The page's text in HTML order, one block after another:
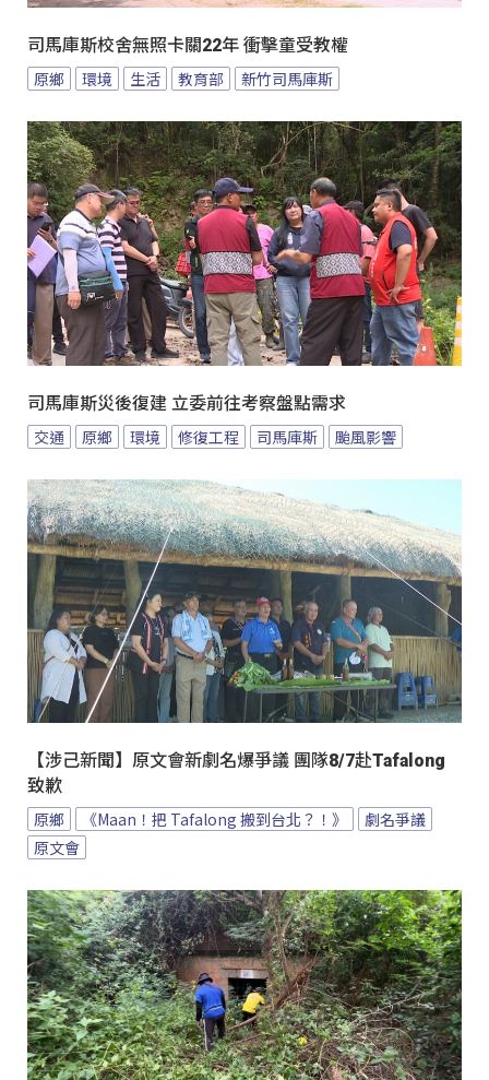
司馬庫斯校舍無照卡關22年 衝擊童受教權
原鄉 環境 生活 教育部 新竹司馬庫斯
司馬庫斯災後復建 立委前往考察盤點需求
交通 原鄉 環境 修復工程 司馬庫斯 颱風影響
【涉己新聞】原文會新劇名爆爭議 團隊8/7赴Tafalong
致歉
原鄉 《Maan！把 Tafalong 搬到台北？！》
劇名爭議
原文會